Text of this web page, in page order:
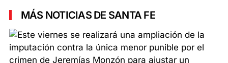
MÁS NOTICIAS DE SANTA FE